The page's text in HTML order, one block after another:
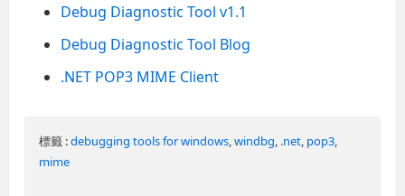
Debug Diagnostic Tool v1.1
Debug Diagnostic Tool Blog
.NET POP3 MIME Client
標籤 :debugging tools for windows ,windbg .net pop3
mime